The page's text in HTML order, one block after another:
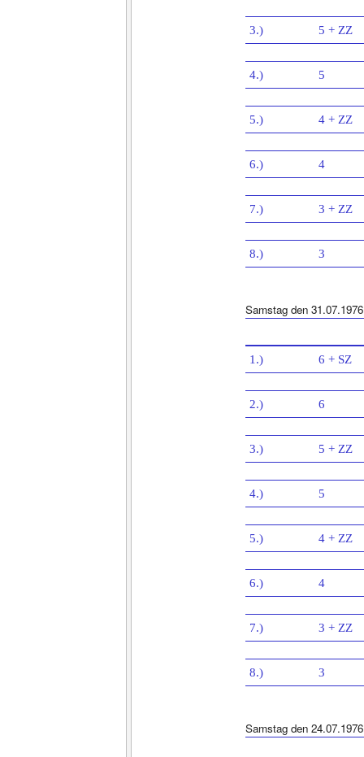
3.) 5 + ZZ
4.) 5
5.) 4 + ZZ
6.) 4
7.) 3 + ZZ
8.) 3
Samstag den 31.07.1976
1.) 6 + SZ
2.) 6
3.) 5 + ZZ
4.) 5
5.) 4 + ZZ
6.) 4
7.) 3 + ZZ
8.) 3
Samstag den 24.07.1976